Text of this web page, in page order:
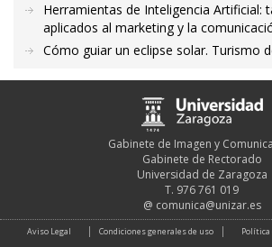
Herramientas de Inteligencia Artificial:
aplicados al marketing y la
Cómo guiar un eclipse solar. Turismo
Gabinete de Imagen y
Gabinete de Rectorado
Universidad de Zaragoza
T. 976 761 019
@ comunica@unizar.es
Aviso Legal Condiciones generales de uso Política